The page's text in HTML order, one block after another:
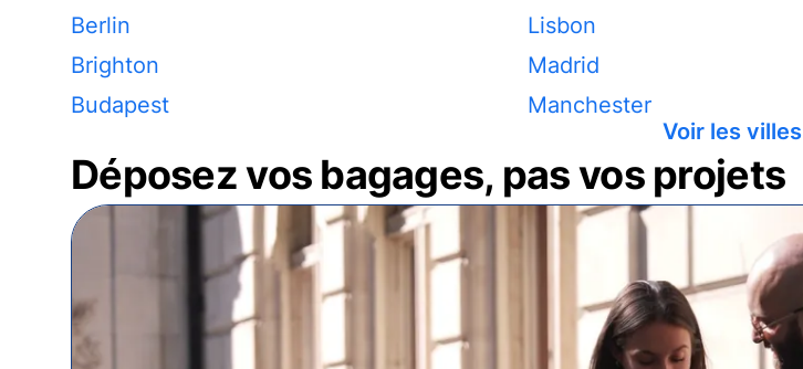
Berlin
Brighton
Budapest
Lisbon
Madrid
Manchester
Voir les villes
Déposez vos bagages, pas vos projets